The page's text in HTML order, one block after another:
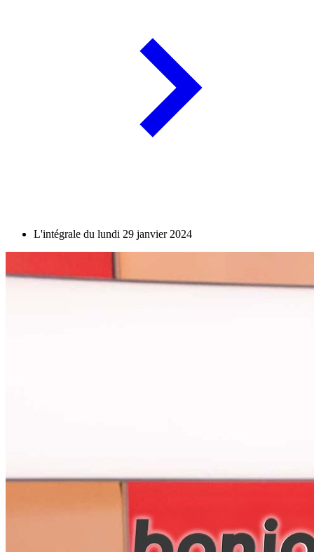
L'intégrale du lundi 29 janvier 2024